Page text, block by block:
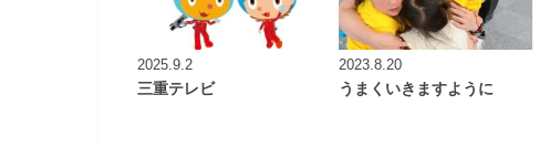
2025.9.2
三重テレビ
2023.8.20
うまくいきますように